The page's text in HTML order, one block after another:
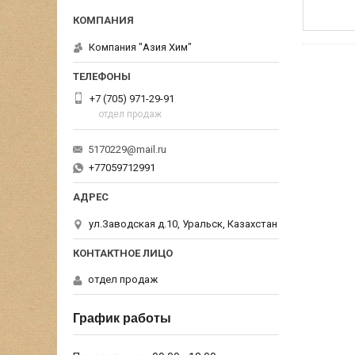
Компания "Азия Хим"
+7 (705) 971-29-91
отдел продаж
5170229@mail.ru
+77059712991
ул.Заводская д.10, Уральск, Казахстан
отдел продаж
График работы